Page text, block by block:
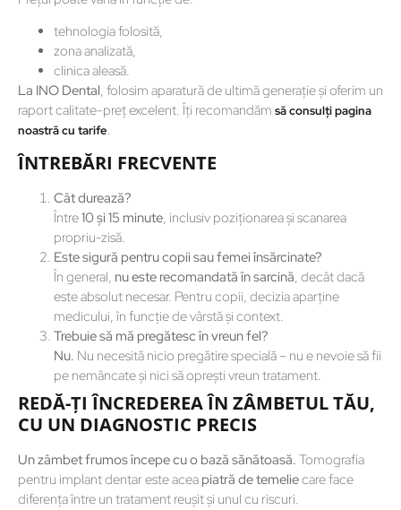
tehnologia folosită,
zona analizată,
clinica aleasă.
La INO Dental, folosim aparatură de ultimă generație și oferim un
raport calitate-preț excelent. Îți recomandăm să consulți pagina
noastră cu tarife.
ÎNTREBĂRI FRECVENTE
Cât durează?
Între10 și 15 minute, inclusiv poziționarea și scanarea
propriu-zisă.
Este sigură pentru copii sau femei însărcinate?
În general, nu este recomandată în sarcină, decât dacă
este absolut necesar. Pentru copii, decizia aparține
medicului, în funcție de vârstă și context.
Trebuie să mă pregătesc în vreun fel?
Nu. Nu necesită nicio pregătire specială – nu e nevoie să fii
pe nemâncate și nici să oprești vreun tratament.
REDĂ-ȚI ÎNCREDEREA ÎN ZÂMBETUL TĂU,
CU UN DIAGNOSTIC PRECIS
Un zâmbet frumos începe cu o bază sănătoasă. Tomografia
pentru implant dentar este acea piatră de temeliecare face
diferența între un tratament reușit și unul cu riscuri.